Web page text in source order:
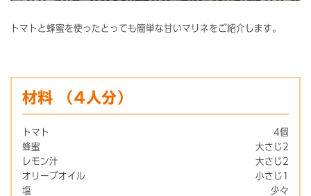
トマトと蜂蜜を使ったとっても簡単な甘いマリネをご紹介します。
材料 （4人分）
トマト
4個
蜂蜜
大さじ2
レモン汁
大さじ2
オリーブオイル
小さじ1
塩
少々